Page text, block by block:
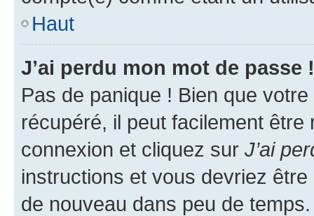
Haut
J’ai perdu mon mot de passe !
Pas de panique ! Bien que
récupéré, il peut facilement
connexion et cliquez sur J’ai
instructions et vous devriez
de nouveau dans peu de temps.